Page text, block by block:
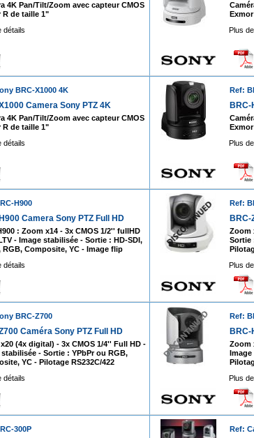
4K Pan/Tilt/Zoom avec capteur CMOS
R de taille 1"
détails
Plus
BRC-X1000 4K
Camera Sony PTZ 4K
4K Pan/Tilt/Zoom avec capteur CMOS
R de taille 1"
détails
Ref:
BRC-
Plus
H900
Camera Sony PTZ Full HD
: Zoom x14 - 3x CMOS 1/2'' fullHD
- Image stabilisée - Sortie : HD-SDI,
RGB, Composite, YC - Image flip
détails
Ref:
BRC-
Zoom
Sortie
Plus
BRC-Z700
Caméra Sony PTZ Full HD
(4x digital) - 3x CMOS 1/4'' Full HD -
stabilisée - Sortie : YPbPr ou RGB,
YC - Pilotage RS232C/422
détails
Ref:
BRC-
Zoom
Image
Plus
300P Ref: